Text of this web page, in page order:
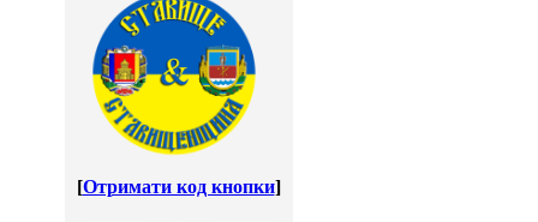
[Отримати код кнопки]